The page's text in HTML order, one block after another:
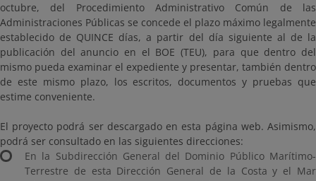
octubre, del Procedimiento Administrativo Común de las
Administraciones Públicas se concede el plazo máximo legalmente
establecido de QUINCE días, a partir del día siguiente al de la
publicación del anuncio en el BOE (TEU), para que dentro del
mismo pueda examinar el expediente y presentar, también dentro
de este mismo plazo, los escritos, documentos y pruebas que
estime conveniente.
El proyecto podrá ser descargado en esta página web. Asimismo,
podrá ser consultado en las siguientes direcciones:
En la Subdirección General del Dominio Público Marítimo-
Terrestre de esta Dirección General de la Costa y el Mar